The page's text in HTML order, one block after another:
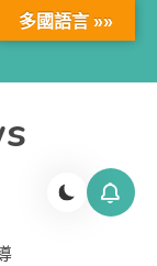
多國語言 »»